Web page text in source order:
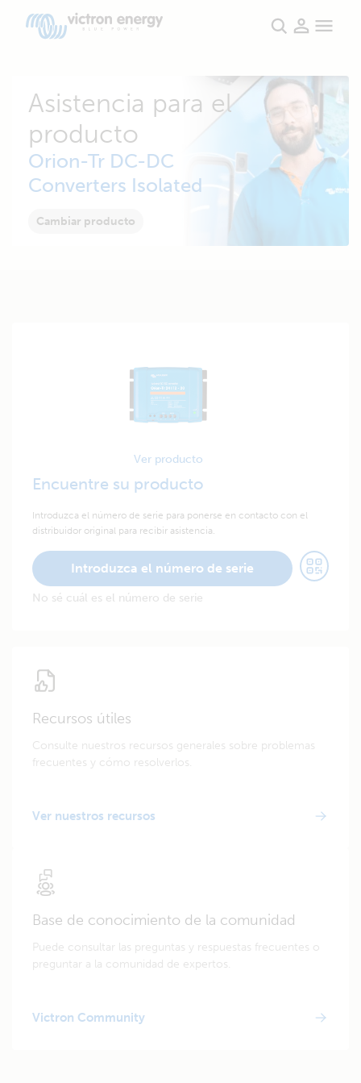
Asistencia para el
producto
Orion-Tr DC-DC
Converters Isolated
Cambiar producto
Ver producto
Encuentre su producto
Introduzca el número de serie para ponerse en contacto con el
distribuidor original para recibir asistencia.
Introduzca el número de serie
No sé cuál es el número de serie
Recursos útiles
Consulte nuestros recursos generales sobre problemas
frecuentes y cómo resolverlos.
Ver nuestros recursos
Base de conocimiento de la comunidad
Puede consultar las preguntas y respuestas frecuentes o
preguntar a la comunidad de expertos.
Victron Community